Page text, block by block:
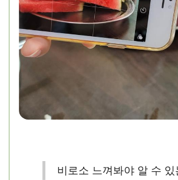
비로소 느껴봐야 알 수 있